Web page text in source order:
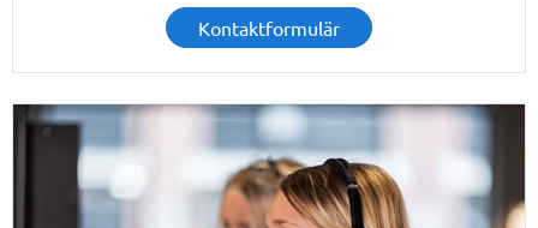
Kontaktformulär